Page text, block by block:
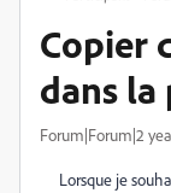
Copier
dans
Forum|Forum|2
Lorsque je